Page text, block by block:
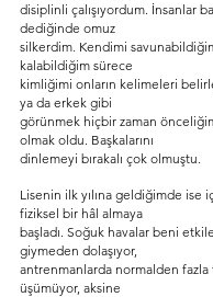
disiplinli çalışıyordum. İnsanlar
dediğinde omuz
silkerdim. Kendimi
kalabildiğim sürece
kimliğimi onların kelimeleri
ya da erkek gibi
görünmek hiçbir zaman
olmak oldu. Başkalarını
dinlemeyi bırakalı çok olmuştu.
Lisenin ilk yılına geldiğimde ise
fiziksel bir hâl almaya
başladı. Soğuk havalar beni
giymeden dolaşıyor,
antrenmanlarda normalden fazla
üşümüyor, aksine